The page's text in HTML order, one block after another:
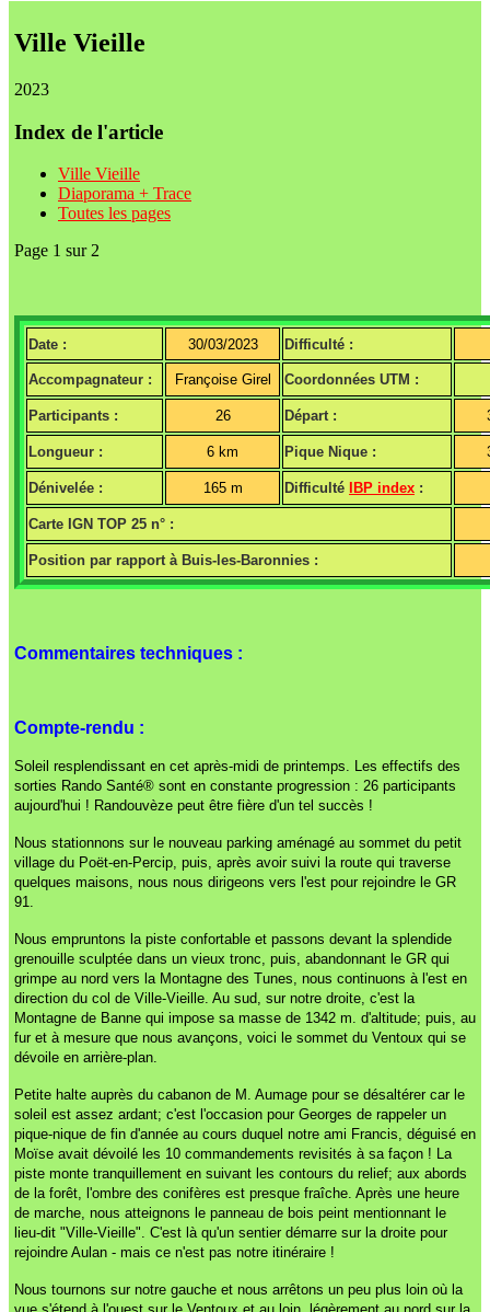
Ville Vieille
2023
Index de l'article
Ville Vieille
Diaporama + Trace
Toutes les pages
Page 1 sur 2
Date : 30/03/2023 Difficulté :
Accompagnateur : Françoise Girel Coordonnées UTM :
Participants : 26 Départ :
Longueur : 6 km Pique Nique :
Dénivelée : 165 m Difficulté IBP index :
Carte IGN TOP 25 n° :
Position par rapport à Buis-les-Baronnies :
Commentaires techniques :
Compte-rendu :
Soleil resplendissant en cet après-midi de printemps. Les effectifs des
sorties Rando Santé® sont en constante progression : 26 participants
aujourd'hui ! Randouvèze peut être fière d'un tel succès !
Nous stationnons sur le nouveau parking aménagé au sommet du petit
village du Poët-en-Percip, puis, après avoir suivi la route qui traverse
quelques maisons, nous nous dirigeons vers l'est pour rejoindre le GR
91.
Nous empruntons la piste confortable et passons devant la splendide
grenouille sculptée dans un vieux tronc, puis, abandonnant le GR qui
grimpe au nord vers la Montagne des Tunes, nous continuons à l'est en
direction du col de Ville-Vieille. Au sud, sur notre droite, c'est la
Montagne de Banne qui impose sa masse de 1342 m. d'altitude; puis, au
fur et à mesure que nous avançons, voici le sommet du Ventoux qui se
dévoile en arrière-plan.
Petite halte auprès du cabanon de M. Aumage pour se désaltérer car le
soleil est assez ardant; c'est l'occasion pour Georges de rappeler un
pique-nique de fin d'année au cours duquel notre ami Francis, déguisé en
Moïse avait dévoilé les 10 commandements revisités à sa façon ! La
piste monte tranquillement en suivant les contours du relief; aux abords
de la forêt, l'ombre des conifères est presque fraîche. Après une heure
de marche, nous atteignons le panneau de bois peint mentionnant le
lieu-dit "Ville-Vieille". C'est là qu'un sentier démarre sur la droite pour
rejoindre Aulan - mais ce n'est pas notre itinéraire !
Nous tournons sur notre gauche et nous arrêtons un peu plus loin où la